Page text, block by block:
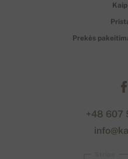
Prekės
+48 607